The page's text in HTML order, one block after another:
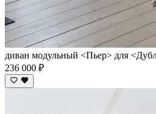
диван модульный <Пьер> для
236 000 ₽